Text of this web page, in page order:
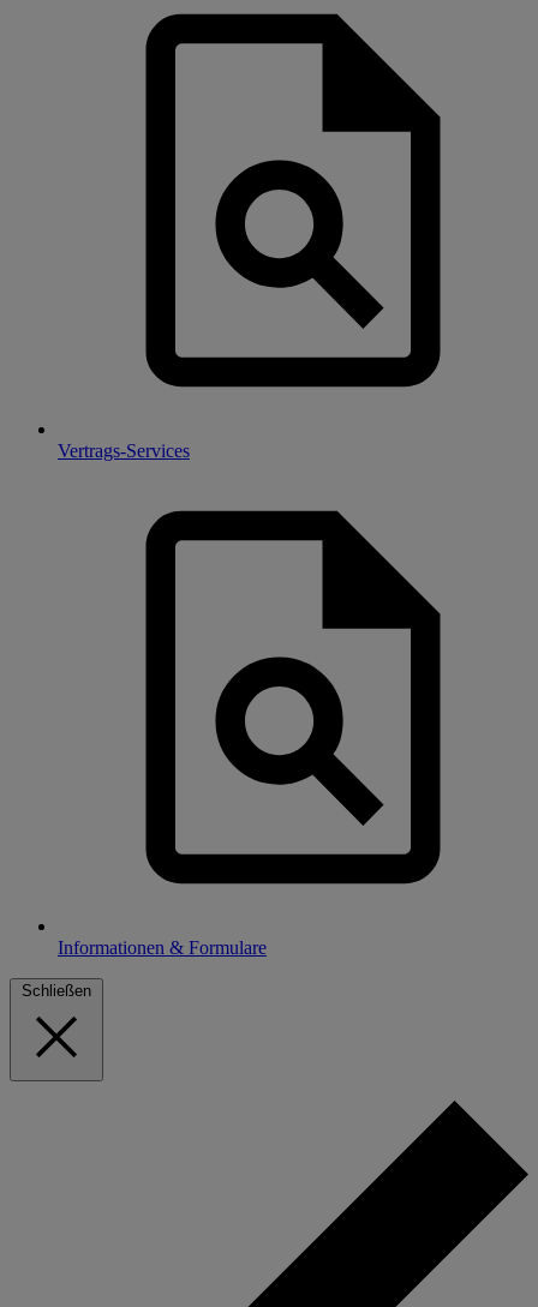
Vertrags-Services
Informationen & Formulare
Schließen